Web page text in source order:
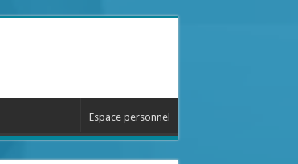
Espace personnel